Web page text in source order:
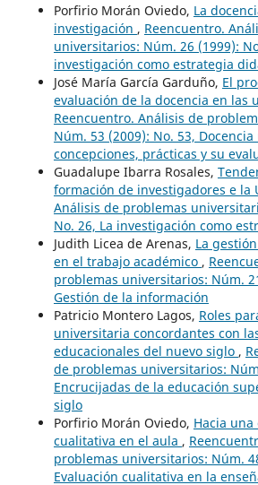
Porfirio Morán Oviedo, La
investigación , Reencuentro.
universitarios: Núm. 26 (1999):
investigación como estrategia
José María García Garduño, El
evaluación de la docencia en las
Reencuentro. Análisis de
Núm. 53 (2009): No. 53,
concepciones, prácticas y su
Guadalupe Ibarra Rosales,
formación de investigadores e la
Análisis de problemas
No. 26, La investigación como
Judith Licea de Arenas, La
en el trabajo académico ,
problemas universitarios: Núm.
Gestión de la información
Patricio Montero Lagos, Roles
universitaria concordantes con
educacionales del nuevo siglo ,
de problemas universitarios:
Encrucijadas de la educación
siglo
Porfirio Morán Oviedo, Hacia una
cualitativa en el aula ,
problemas universitarios: Núm.
Evaluación cualitativa en la